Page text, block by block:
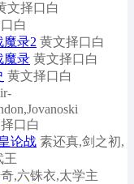
文择口白
白
魔录2 黄文择口白
魔录 黄文择口白
黄文择口白
口白
论战 素还真,剑之初,
王
,六铢衣,太学主